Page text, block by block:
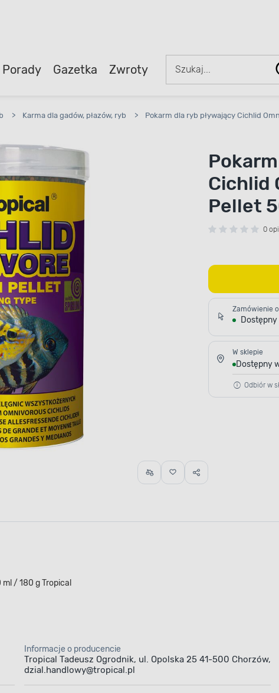
Porady Gazetka Zwroty
> Karma dla gadów, płazów, ryb > Pokarm dla ryb pływający Cichlid
Cichlid
Pellet
0
Zamówienie
Dostępny
W sklepie
Dostępny
Odbiór w
/ 180 g Tropical
Informacje o producencie
Tropical Tadeusz Ogrodnik, ul. Opolska 25 41-500 Chorzów,
dzial.handlowy@tropical.pl